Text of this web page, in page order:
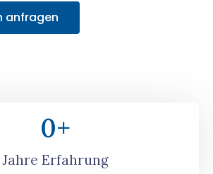
anfragen
Jahre Erfahrung
0+